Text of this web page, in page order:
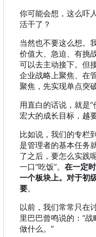
你可能会想，这么吓
活干了？
当然也不要这么想。
价值大、急迫、有挑
可以去主动接下。但
企业战略上聚焦、在
聚焦，先实现单点突
用直白的话说，就是
宏大的成长目标，越
比如说，我们的专栏
是管理者的基本任务
了之后，要怎么实践
一口“吃饭”。 在一定
一个板块上。对于初
要。
以前，我们常常只在
里巴巴曾鸣说的：“
做什么。”